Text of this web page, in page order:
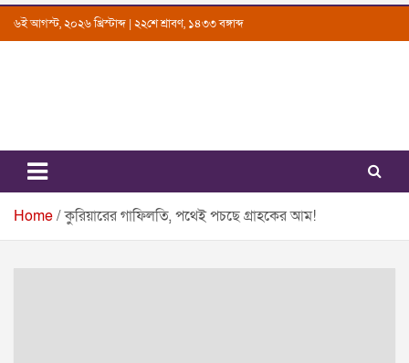
Skip৬ই আগস্ট, ২০২৬ খ্রিস্টাব্দ | ২২শে শ্রাবণ, ১৪৩৩ বঙ্গাব্দ
Uttarkantho
News Portal
Home কুরিয়ারের গাফিলতি, পথেই পচছে গ্রাহকের আম!